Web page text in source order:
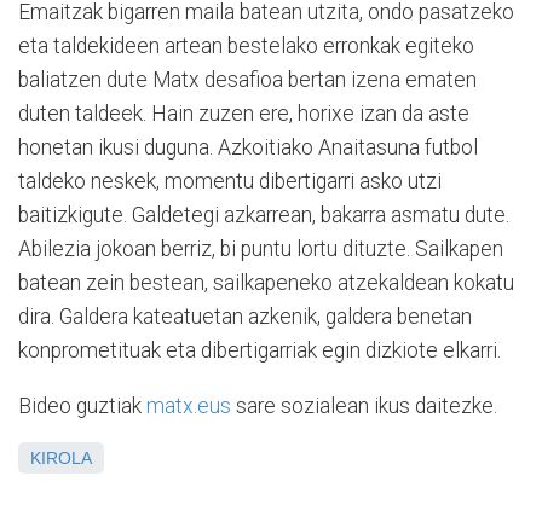
Emaitzak bigarren maila batean utzita, ondo pasatzeko
eta taldekideen artean bestelako erronkak egiteko
baliatzen dute Matx desafioa bertan izena ematen
duten taldeek. Hain zuzen ere, horixe izan da aste
honetan ikusi duguna. Azkoitiako Anaitasuna futbol
taldeko neskek, momentu dibertigarri asko utzi
baitizkigute. Galdetegi azkarrean, bakarra asmatu dute.
Abilezia jokoan berriz, bi puntu lortu dituzte. Sailkapen
batean zein bestean, sailkapeneko atzekaldean kokatu
dira. Galdera kateatuetan azkenik, galdera benetan
konprometituak eta dibertigarriak egin dizkiote elkarri.
Bideo guztiak matx.eus sare sozialean ikus daitezke.
KIROLA